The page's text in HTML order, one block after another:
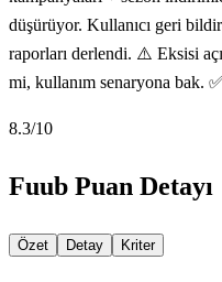
düşürüyor. Kullanıcı geri
raporları derlendi. ⚠️ Eksisi
mi, kullanım senaryona bak. ✅
8.3/10
Fuub Puan Detayı
Özet Detay Kriter